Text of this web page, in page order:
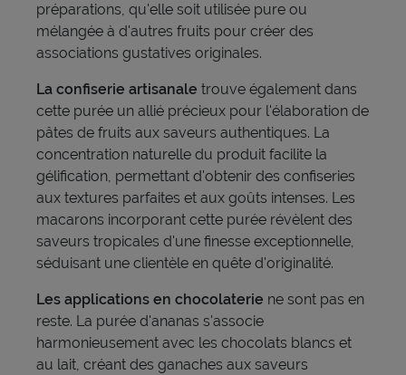
préparations, qu'elle soit utilisée pure ou
mélangée à d'autres fruits pour créer des
associations gustatives originales.
La confiserie artisanale trouve également dans
cette purée un allié précieux pour l'élaboration de
pâtes de fruits aux saveurs authentiques. La
concentration naturelle du produit facilite la
gélification, permettant d'obtenir des confiseries
aux textures parfaites et aux goûts intenses. Les
macarons incorporant cette purée révèlent des
saveurs tropicales d'une finesse exceptionnelle,
séduisant une clientèle en quête d'originalité.
Les applications en chocolaterie ne sont pas en
reste. La purée d'ananas s'associe
harmonieusement avec les chocolats blancs et
au lait, créant des ganaches aux saveurs